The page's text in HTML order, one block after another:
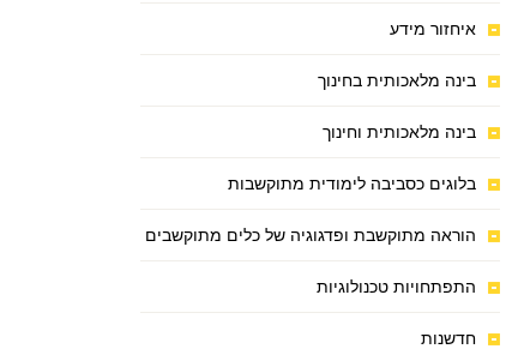
איחזור מידע
בינה מלאכותית בחינוך
בינה מלאכותית וחינוך
בלוגים כסביבה לימודית מתוקשבות
הוראה מתוקשבת ופדגוגיה של כלים מתוקשבים
התפתחויות טכנולוגיות
חדשנות